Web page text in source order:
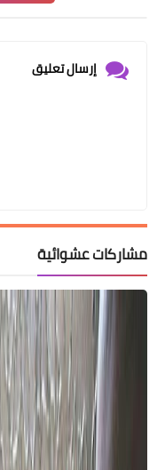
إرسال تعليق
مشاركات عشوائية